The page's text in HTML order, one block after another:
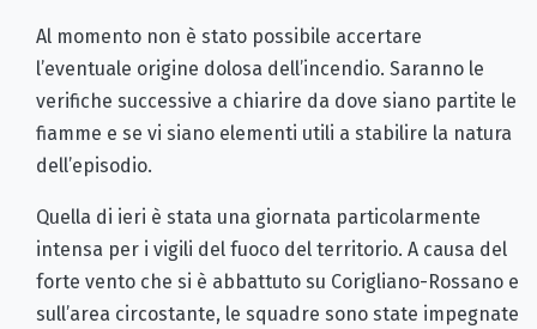
Al momento non è stato possibile accertare
l’eventuale origine dolosa dell’incendio. Saranno le
verifiche successive a chiarire da dove siano partite le
fiamme e se vi siano elementi utili a stabilire la natura
dell’episodio.
Quella di ieri è stata una giornata particolarmente
intensa per i vigili del fuoco del territorio. A causa del
forte vento che si è abbattuto su Corigliano-Rossano e
sull’area circostante, le squadre sono state impegnate